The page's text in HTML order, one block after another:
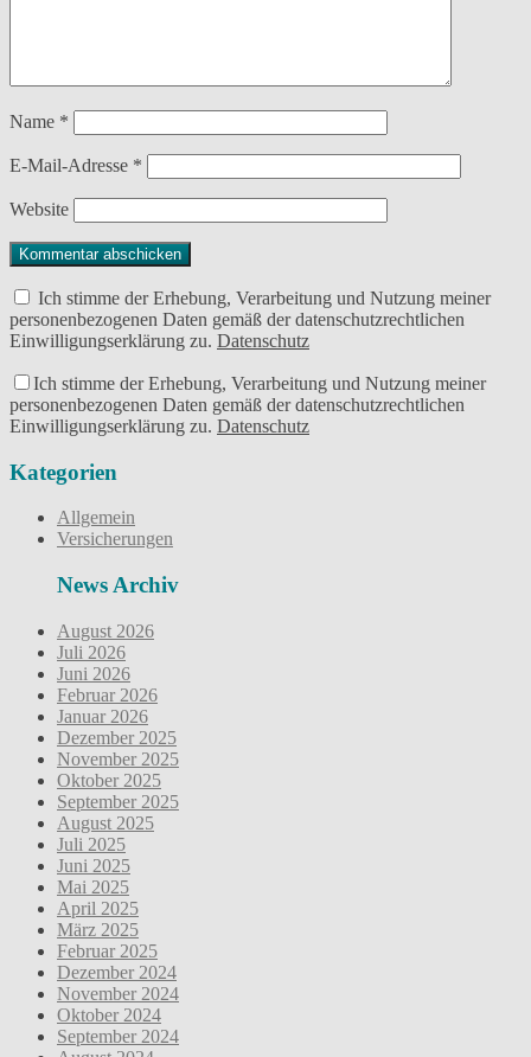
Name *
E-Mail-Adresse *
Website
Ich stimme der Erhebung, Verarbeitung und Nutzung meiner
personenbezogenen Daten gemäß der datenschutzrechtlichen
Einwilligungserklärung zu. Datenschutz
Ich stimme der Erhebung, Verarbeitung und Nutzung meiner
personenbezogenen Daten gemäß der datenschutzrechtlichen
Einwilligungserklärung zu. Datenschutz
Kategorien
Allgemein
Versicherungen
News Archiv
August 2026
Juli 2026
Juni 2026
Februar 2026
Januar 2026
Dezember 2025
November 2025
Oktober 2025
September 2025
August 2025
Juli 2025
Juni 2025
Mai 2025
April 2025
März 2025
Februar 2025
Dezember 2024
November 2024
Oktober 2024
September 2024